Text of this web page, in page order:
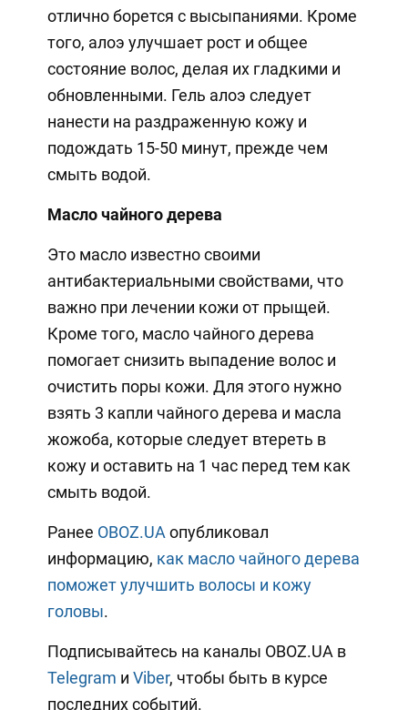
отлично борется с высыпаниями. Кроме
того, алоэ улучшает рост и общее
состояние волос, делая их гладкими и
обновленными. Гель алоэ следует
нанести на раздраженную кожу и
подождать 15-50 минут, прежде чем
смыть водой.
Масло чайного дерева
Это масло известно своими
антибактериальными свойствами, что
важно при лечении кожи от прыщей.
Кроме того, масло чайного дерева
помогает снизить выпадение волос и
очистить поры кожи. Для этого нужно
взять 3 капли чайного дерева и масла
жожоба, которые следует втереть в
кожу и оставить на 1 час перед тем как
смыть водой.
Ранее OBOZ.UA опубликовал
информацию, как масло чайного дерева
поможет улучшить волосы и кожу
головы.
Подписывайтесь на каналы OBOZ.UA в
Telegram и Viber, чтобы быть в курсе
последних событий.